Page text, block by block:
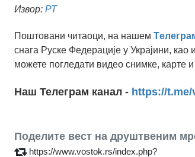
Извор: РТ
Поштовани читаоци, на нашем
снага Руске Федерације у Украјини,
можете погледати видео снимке, карте
Наш Телеграм канал - https://
Поделите вест на друштвеним
https://www.vostok.rs/index.php?